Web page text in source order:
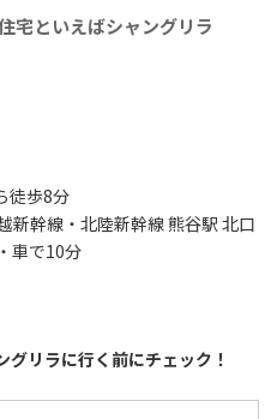
宅といえばシャングリラ
徒歩8分
新幹線・北陸新幹線 熊谷駅 北口
車で10分
リラに行く前にチェック！